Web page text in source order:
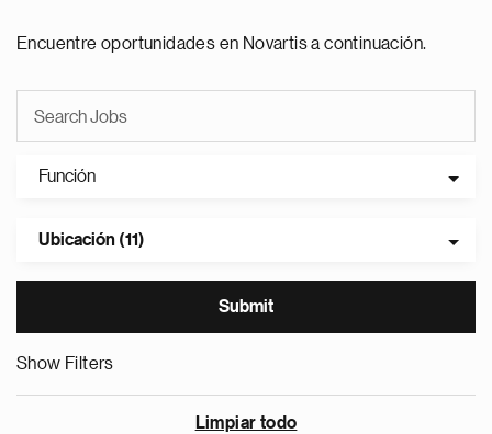
Encuentre oportunidades en Novartis a continuación.
Función
Ubicación (11)
Show Filters
Limpiar todo